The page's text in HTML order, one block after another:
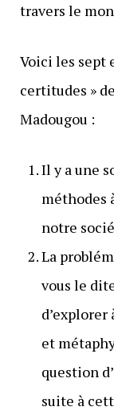
travers le
Voici les sept
certitudes »
Madougou :
Il y a une
méthodes
notre
La
vous le
et
question
suite à